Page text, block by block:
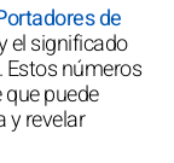
de
el significado
números
puede
y revelar